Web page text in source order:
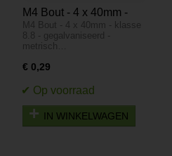
M4 Bout - 4 x 40mm -
klasse 8.8 -
gegalvaniseerd -
M4 Bout - 4 x 40mm - klasse
8.8 - gegalvaniseerd -
metrisch…
€ 0,29
IN WINKELWAGEN